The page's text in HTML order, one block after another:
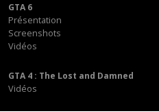
GTA 6
Présentation
Screenshots
Vidéos
GTA 4 : The Lost and Damned
Vidéos